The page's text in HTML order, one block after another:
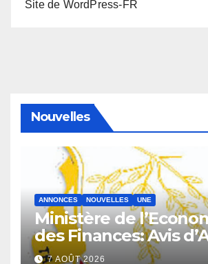
Site de WordPress-FR
Nouvelles
ANNONCES NOUVELLES UNE
Ministère de
des Finances: Avis
d’Offres pour l’Achat
7 AOÛT 2026